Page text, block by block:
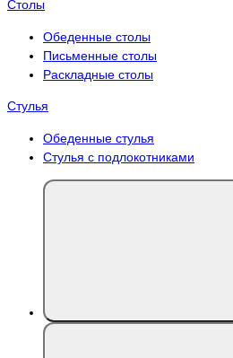
Столы
Обеденные столы
Письменные столы
Раскладные столы
Стулья
Обеденные стулья
Стулья с подлокотниками